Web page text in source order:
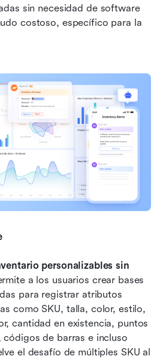
sin necesidad de software
costoso, específico para la
personalizables sin
a los usuarios crear bases
para registrar atributos
como SKU, talla, color, estilo,
cantidad en existencia, puntos
de barras e incluso
el desafío de múltiples SKU al